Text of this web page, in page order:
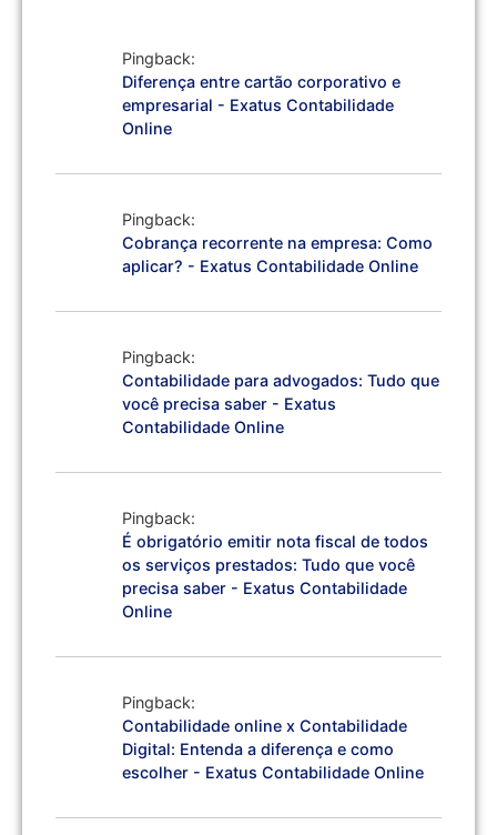
Pingback:
Diferença entre cartão corporativo e
empresarial - Exatus Contabilidade
Online
Pingback:
Cobrança recorrente na empresa: Como
aplicar? - Exatus Contabilidade Online
Pingback:
Contabilidade para advogados: Tudo que
você precisa saber - Exatus
Contabilidade Online
Pingback:
É obrigatório emitir nota fiscal de todos
os serviços prestados: Tudo que você
precisa saber - Exatus Contabilidade
Online
Pingback:
Contabilidade online x Contabilidade
Digital: Entenda a diferença e como
escolher - Exatus Contabilidade Online